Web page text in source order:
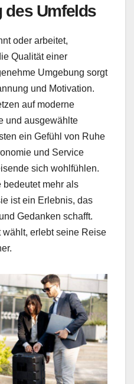
des Umfelds
oder arbeitet,
Qualität einer
Umgebung sorgt
und Motivation.
auf moderne
und ausgewählte
ein Gefühl von Ruhe
und Service
sich wohlfühlen.
bedeutet mehr als
ist ein Erlebnis, das
Gedanken schafft.
erlebt seine Reise